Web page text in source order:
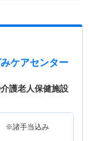
ケアセンター
護老人保健施設
※諸手当込み